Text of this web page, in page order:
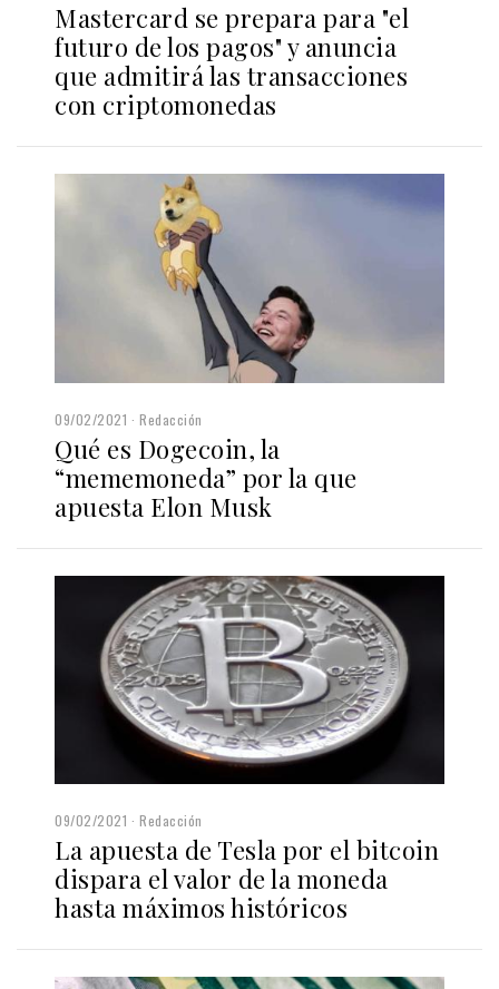
Mastercard se prepara para "el
futuro de los pagos" y anuncia
que admitirá las transacciones
con criptomonedas
09/02/2021 Redacción
Qué es Dogecoin, la
“mememoneda” por la que
apuesta Elon Musk
09/02/2021 Redacción
La apuesta de Tesla por el bitcoin
dispara el valor de la moneda
hasta máximos históricos